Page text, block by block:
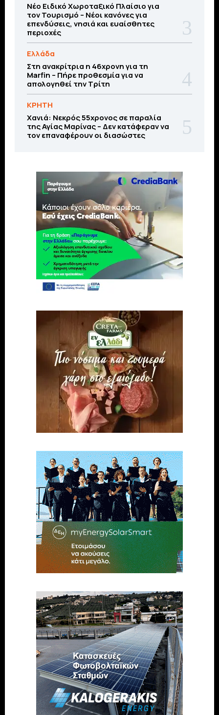
Νέο Ειδικό Χωροταξικό Πλαίσιο για
τον Τουρισμό – Νέοι κανόνες για
επενδύσεις, νησιά και ευαίσθητες
περιοχές
Ελλάδα
Στη ανακρίτρια η 46χρονη για τη
Marfin – Πήρε προθεσμία για να
απολογηθεί την Τρίτη
ΚΡΗΤΗ
Χανιά: Νεκρός 55χρονος σε παραλία
της Αγίας Μαρίνας – Δεν κατάφεραν να
τον επαναφέρουν οι διασώστες